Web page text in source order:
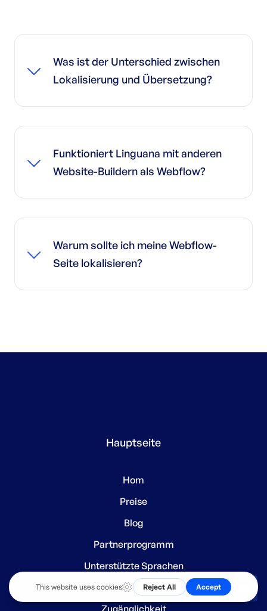
Was ist der Unterschied zwischen
Lokalisierung und Übersetzung?
und Übersetzung besteht darin, wie Sie die
Die Übersetzung ist Teil der Lokalisierung und
bedeutet, dass Sie Ihren Inhalt Wort für Wort
Lokalisierung bedeutet, dass Sie Ihre Marke an
daher die Anpassung von Währung,
Datumsformaten, Bildern und mehr.
Funktioniert Linguana mit anderen
Website-Buildern als Webflow?
Website-Buildern wie WordPress, Shopify und
Benutzererlebnis zu schaffen, ist die
Übersetzungslösung von Linguana nur auf
Warum sollte ich meine Webflow-
Seite lokalisieren?
entscheidend, wenn Sie über die lokalen
dass Ihnen Ihre Kunden und ihre Bedürfnisse
Hauptseite
Hom
Preise
Blog
Partnerprogramm
Unterstützte Sprachen
Kontaktieren Sie den Support.